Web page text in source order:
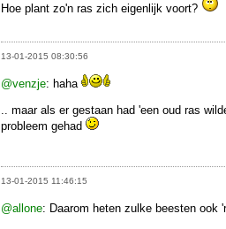
Hoe plant zo'n ras zich eigenlijk voort?
13-01-2015 08:30:56
@venzje: haha
.. maar als er gestaan had 'een oud ras
probleem gehad
13-01-2015 11:46:15
@allone: Daarom heten zulke beesten ook